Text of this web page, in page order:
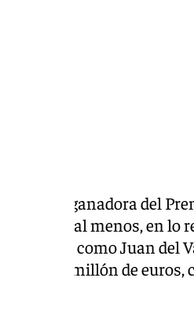
Onega la ganadora del
(al menos, en lo
televisivo como Juan del
con un millón de